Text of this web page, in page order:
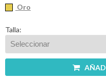
Oro
Talla: